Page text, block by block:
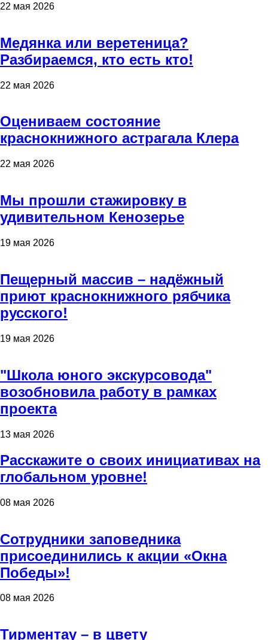
22 мая 2026
Медянка или веретеница?
Разбираемся, кто есть кто!
22 мая 2026
Оцениваем состояние
краснокнижного астрагала Клера
22 мая 2026
Мы прошли стажировку в
удивительном Кенозерье
19 мая 2026
Пещерный массив – надёжный
приют краснокнижного рябчика
русского!
19 мая 2026
"Школа юного экскурсовода"
возобновила работу в рамках
проекта
13 мая 2026
Расскажите о своих инициативах на
глобальном уровне!
08 мая 2026
Сотрудники заповедника
присоединились к акции «Окна
Победы»!
08 мая 2026
Тирментау – в цвету